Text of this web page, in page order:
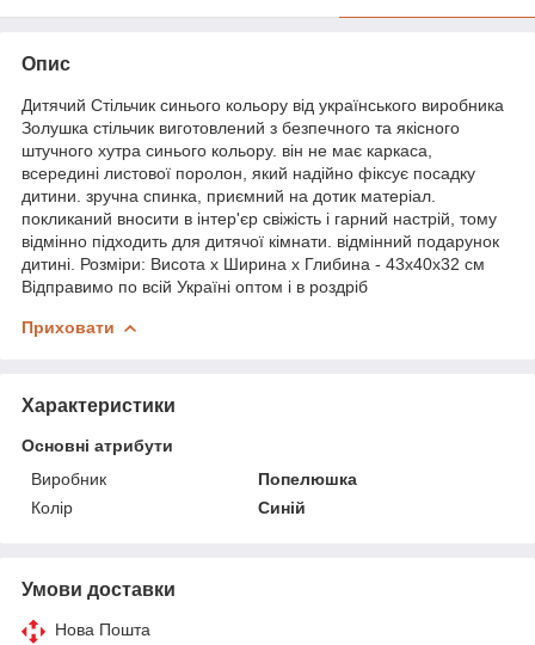
Опис
Дитячий Стільчик синього кольору від українського виробника
Золушка стільчик виготовлений з безпечного та якісного
штучного хутра синього кольору. він не має каркаса,
всередині листової поролон, який надійно фіксує посадку
дитини. зручна спинка, приємний на дотик матеріал.
покликаний вносити в інтер'єр свіжість і гарний настрій, тому
відмінно підходить для дитячої кімнати. відмінний подарунок
дитині. Розміри: Висота х Ширина х Глибина - 43х40х32 см
Відправимо по всій Україні оптом і в роздріб
Приховати
Характеристики
Основні атрибути
Виробник
Попелюшка
Колір
Синій
Умови доставки
Нова Пошта